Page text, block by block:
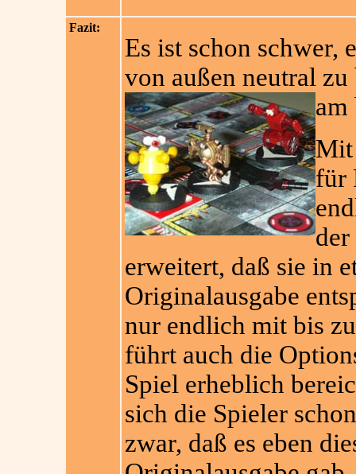
Fazit:
Es ist schon schwer,
von außen neutral
am
Mit
für
der
erweitert, daß sie in
Originalausgabe
nur endlich mit bis
führt auch die
Spiel erheblich
sich die Spieler
zwar, daß es eben